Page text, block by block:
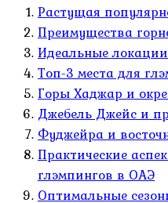
Растущая
Преимущества
Идеальные
Топ-3 места для
Горы Хаджар и
Джебель Джейс и
Фуджейра и
Практические
глэмпингов в ОАЭ
Оптимальные